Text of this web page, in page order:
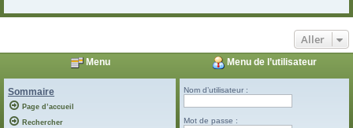
Aller
Menu
Sommaire
Page d’accueil
Rechercher
Menu de l’utilisateur
Nom d’utilisateur :
Mot de passe :